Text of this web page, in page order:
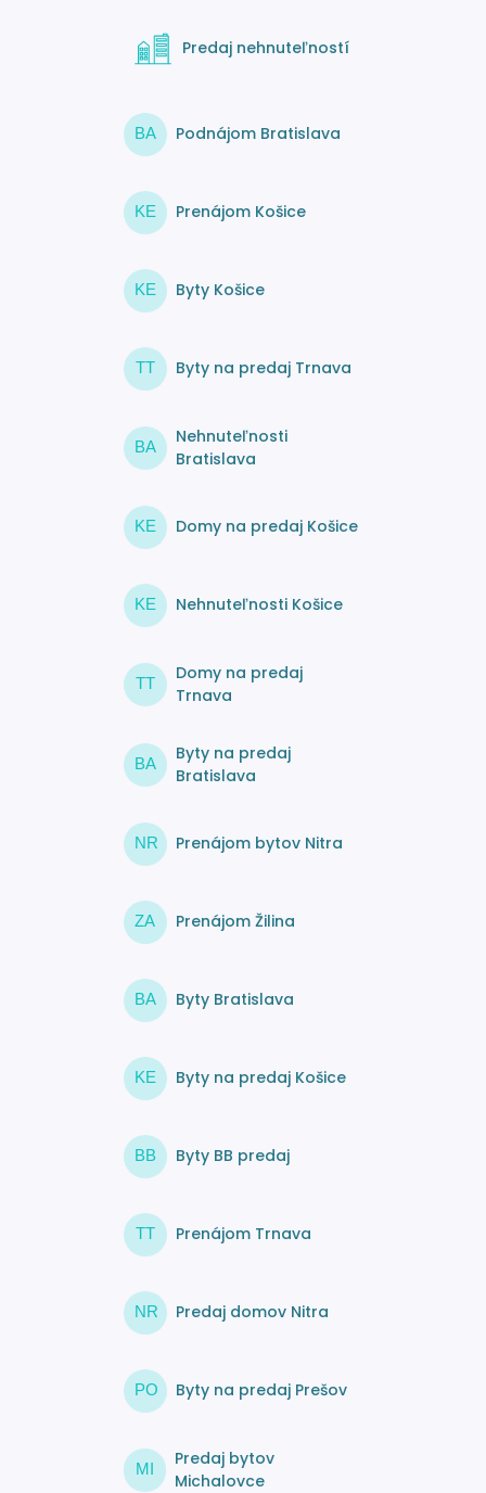
Predaj nehnuteľností
BA Podnájom Bratislava
KE Prenájom Košice
KE Byty Košice
TT Byty na predaj Trnava
BA
Nehnuteľnosti
Bratislava
KE Domy na predaj Košice
KE Nehnuteľnosti Košice
TT
Domy na predaj
Trnava
BA
Byty na predaj
Bratislava
NR Prenájom bytov Nitra
ZA Prenájom Žilina
BA Byty Bratislava
KE Byty na predaj Košice
BB Byty BB predaj
TT Prenájom Trnava
NR Predaj domov Nitra
PO Byty na predaj Prešov
MI
Predaj bytov
Michalovce